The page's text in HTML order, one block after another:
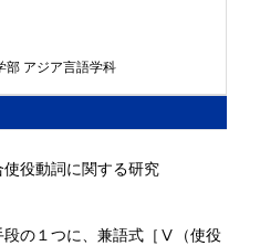
部 アジア言語学科
役動詞に関する研究
段の１つに、兼語式［Ⅴ（使役